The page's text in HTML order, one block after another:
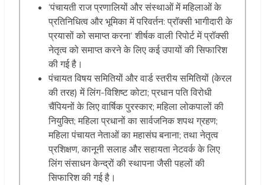
‘पंचायती राज प्रणालियों और संस्थाओं में महिलाओं के
प्रतिनिधित्व और भूमिका में परिवर्तन: प्रॉक्सी भागीदारी के
प्रयासों को समाप्त करना’ शीर्षक वाली रिपोर्ट में प्रॉक्सी
नेतृत्व को समाप्त करने के लिए कई उपायों की सिफारिश
की गई है।
पंचायत विषय समितियों और वार्ड स्तरीय समितियों (केरल
की तरह) में लिंग-विशिष्ट कोटा; प्रधान पति विरोधी
चैंपियनों के लिए वार्षिक पुरस्कार; महिला लोकपालों की
नियुक्ति; महिला प्रधानों का सार्वजनिक शपथ ग्रहण;
महिला पंचायत नेताओं का महासंघ बनाना; तथा नेतृत्व
प्रशिक्षण, कानूनी सलाह और सहायता नेटवर्क के लिए
लिंग संसाधन केन्द्रों की स्थापना जैसी पहलों की
सिफारिश की गई है।